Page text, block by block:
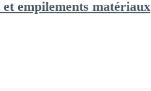
empilements matériaux